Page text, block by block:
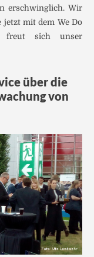
erschwinglich. Wir
jetzt mit dem We Do
freut sich unser
über die
von